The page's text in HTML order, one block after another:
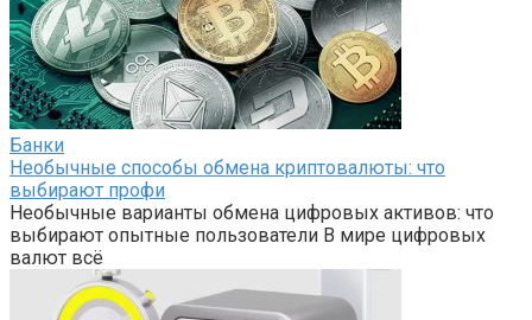
Банки
Необычные способы обмена криптовалюты: что
выбирают профи
Необычные варианты обмена цифровых активов: что
выбирают опытные пользователи В мире цифровых
валют всё